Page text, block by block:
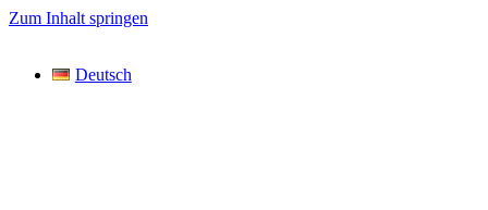
Zum Inhalt springen
Deutsch